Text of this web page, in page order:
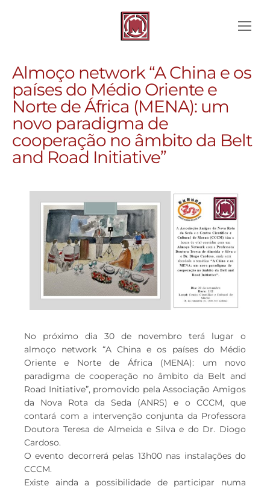
Almoço network “A China e os
países do Médio Oriente e
Norte de África (MENA): um
novo paradigma de
cooperação no âmbito da Belt
and Road Initiative”
No próximo dia 30 de novembro terá lugar o
almoço network “A China e os países do Médio
Oriente e Norte de África (MENA): um novo
paradigma de cooperação no âmbito da Belt and
Road Initiative”, promovido pela Associação Amigos
da Nova Rota da Seda (ANRS) e o CCCM, que
contará com a intervenção conjunta da Professora
Doutora Teresa de Almeida e Silva e do Dr. Diogo
Cardoso.
O evento decorrerá pelas 13h00 nas instalações do
CCCM.
Existe ainda a possibilidade de participar numa